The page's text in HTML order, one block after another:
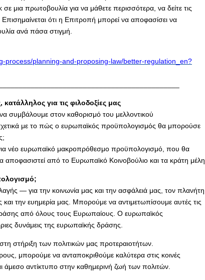
σε μια πρωτοβουλία για να μάθετε περισσότερα, να δείτε τις
ότι η Επιτροπή μπορεί να αποφασίσει να
ανά πάσα στιγμή.
process/planning-and-proposing-law/better-regulation_en?
για τις φιλοδοξίες μας
συμβάλουμε στον καθορισμό του μελλοντικού
με το πώς ο ευρωπαϊκός προϋπολογισμός θα μπορούσε
νέο ευρωπαϊκό μακροπρόθεσμο προϋπολογισμό, που θα
αποφασιστεί από το Ευρωπαϊκό Κοινοβούλιο και τα κράτη μέλη.
— για την κοινωνία μας και την ασφάλειά μας, τον πλανήτη
και την ευημερία μας. Μπορούμε να αντιμετωπίσουμε αυτές τις
από όλους τους Ευρωπαίους. Ο ευρωπαϊκός
δυνάμεις της ευρωπαϊκής δράσης.
στήριξη των πολιτικών μας προτεραιοτήτων.
μπορούμε να ανταποκριθούμε καλύτερα στις κοινές
άμεσο αντίκτυπο στην καθημερινή ζωή των πολιτών.